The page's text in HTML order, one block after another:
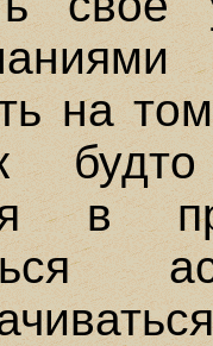
на
будто
в